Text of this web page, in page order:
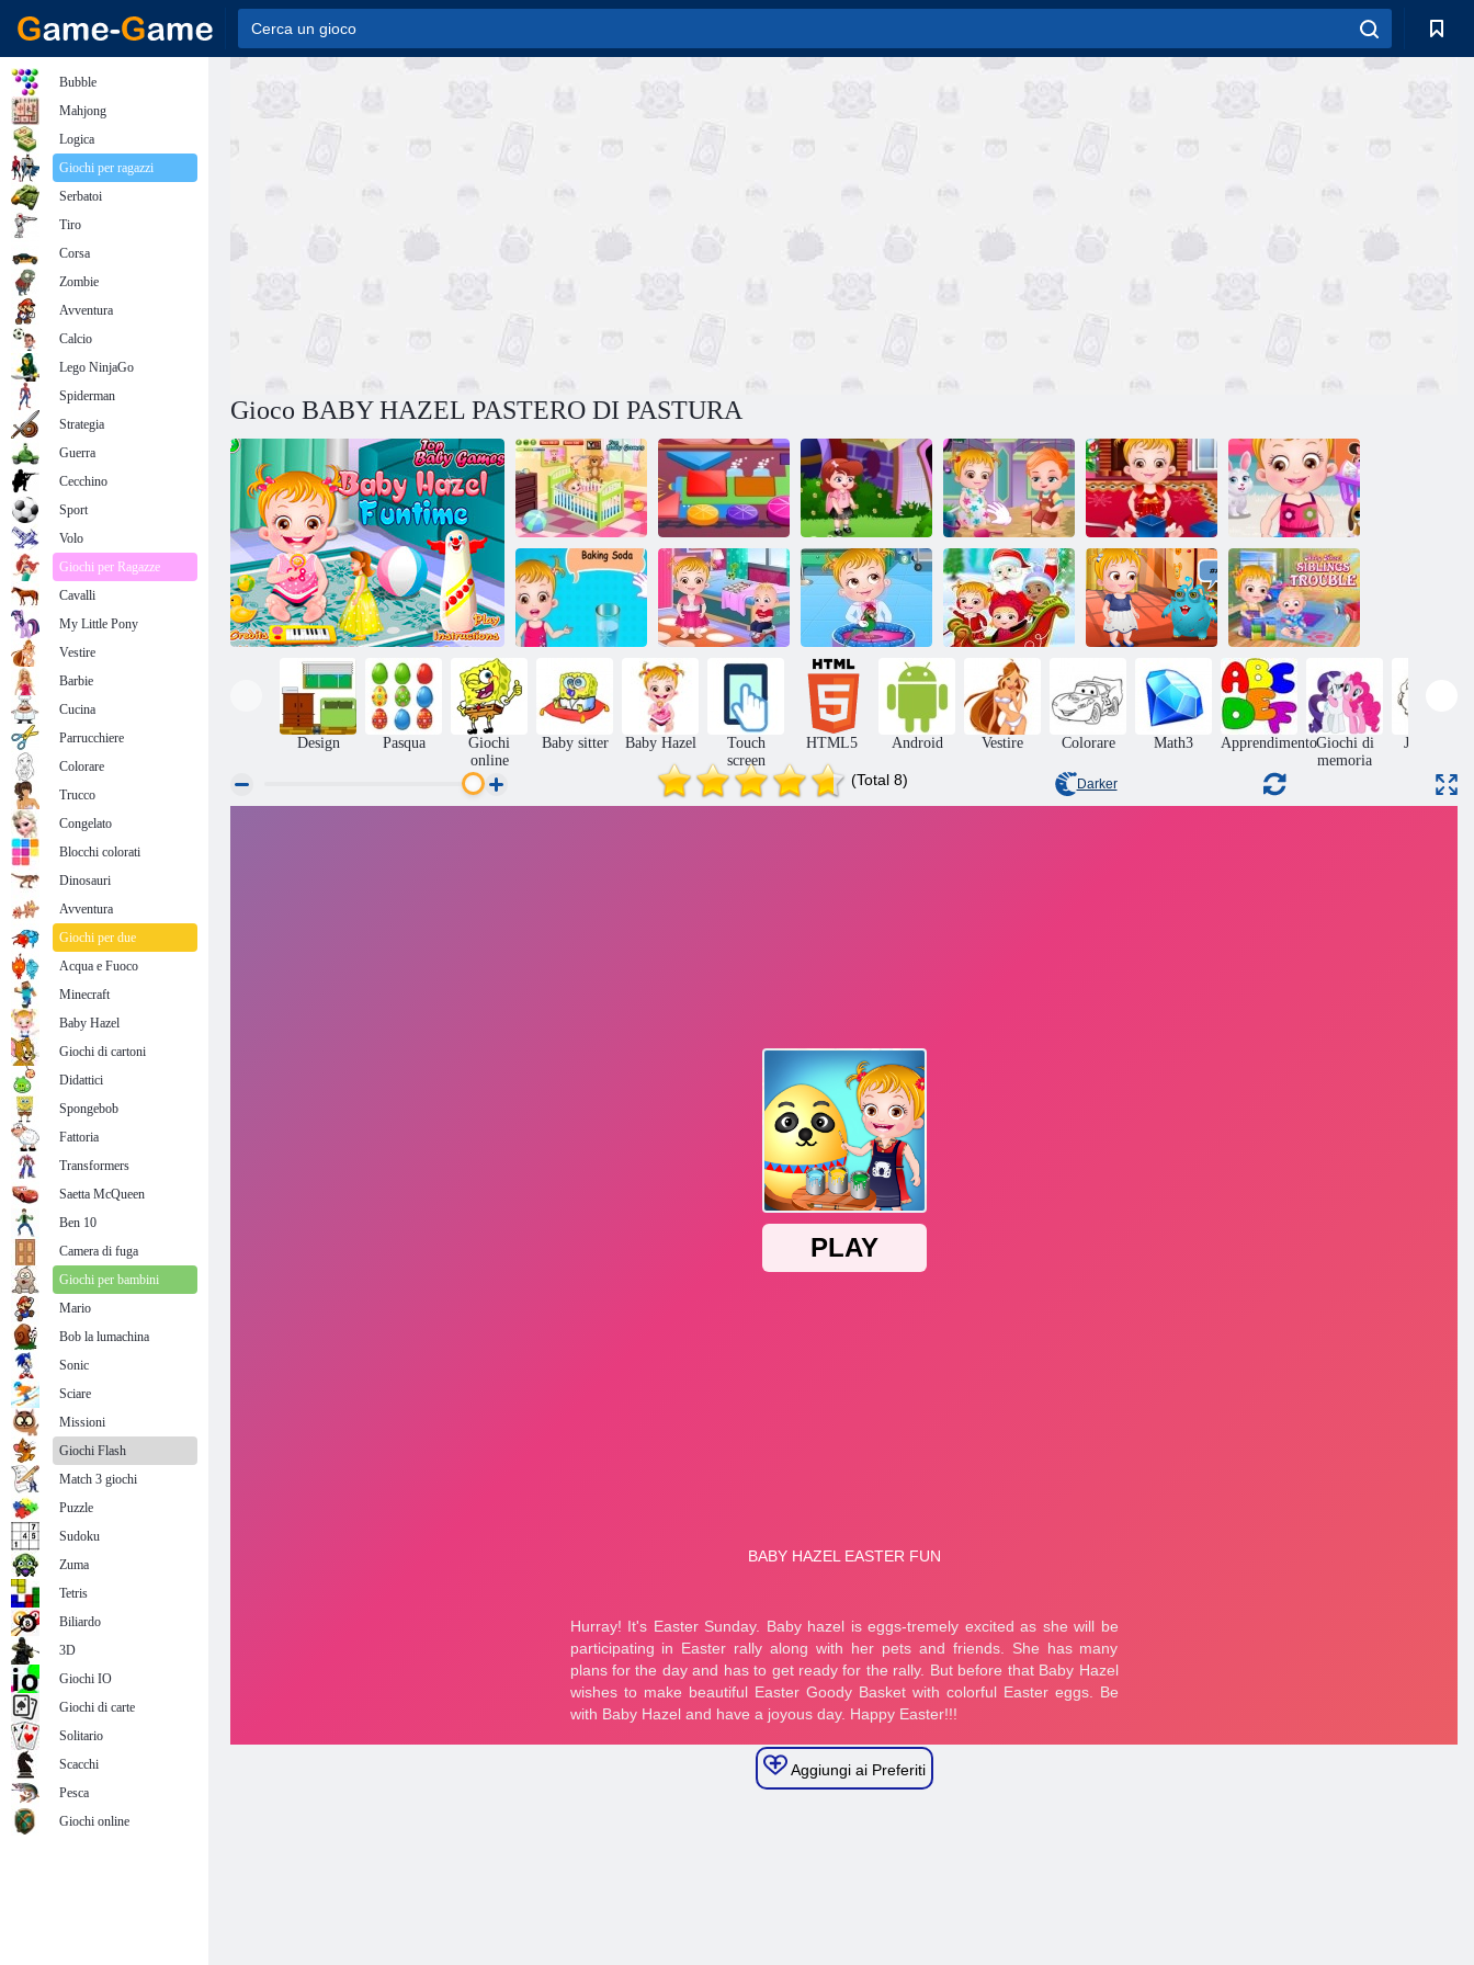
Gioco BABY HAZEL PASTERO DI PASTURA
Baby Hazel
tempo di
spazzolamento
Baby Hazel
impara Forme
Baby Nocciola
in età prescolare
Baby Hazel
Ghodfish
Baby Hazel
Christmas Time
Baby Hazel
tempo di pulizia
Baby Hazel
Science Fair
Play
Baby Nocciola:
una giornata
nella scuola
materna
Baby Hazel:
Veterinario
Baby Hazel
Sorpresa di
Natale
Baby Hazel
Alien amico
Baby Hazel:
guai ai fratelli
Design Pasqua
Giochi
online
Baby sitter Baby Hazel
Touch
screen
HTML5 Android Vestire Colorare Math3 ApprendimentoGiochi di
memoria
Jumping
(Total 8) Darker
Aggiungi ai Preferiti
Bubble
Mahjong
Logica
Giochi per ragazzi
Serbatoi
Tiro
Corsa
Zombie
Avventura
Calcio
Lego NinjaGo
Spiderman
Strategia
Guerra
Cecchino
Sport
Volo
Giochi per Ragazze
Cavalli
My Little Pony
Vestire
Barbie
Cucina
Parrucchiere
Colorare
Trucco
Congelato
Blocchi colorati
Dinosauri
Avventura
Giochi per due
Acqua e Fuoco
Minecraft
Baby Hazel
Giochi di cartoni
Didattici
Spongebob
Fattoria
Transformers
Saetta McQueen
Ben 10
Camera di fuga
Giochi per bambini
Mario
Bob la lumachina
Sonic
Sciare
Missioni
Giochi Flash
Match 3 giochi
Puzzle
Sudoku
Zuma
Tetris
Biliardo
3D
Giochi IO
Giochi di carte
Solitario
Scacchi
Pesca
Giochi online